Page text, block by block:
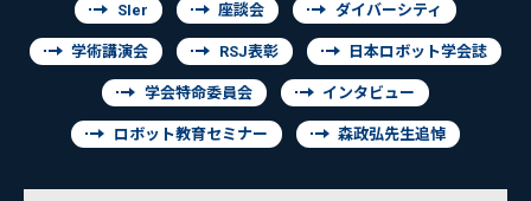
SIer 座談会 ダイバーシティ
学術講演会 RSJ表彰 日本ロボット学会誌
学会特命委員会 インタビュー
ロボット教育セミナー 森政弘先生追悼